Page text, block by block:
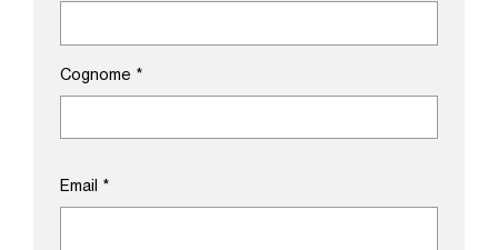
Cognome *
Email *